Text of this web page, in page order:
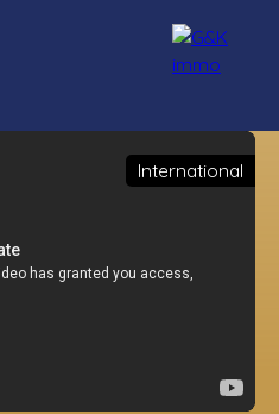
International